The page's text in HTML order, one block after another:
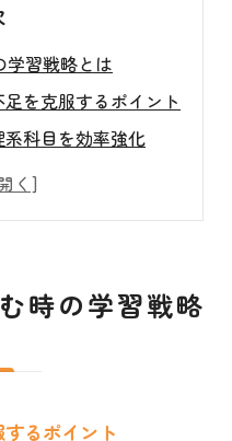
学習戦略とは
を克服するポイント
科目を効率強化
ばす具体策とは
塾活用法
弱点を徹底補強
時の学習戦略
るポイント